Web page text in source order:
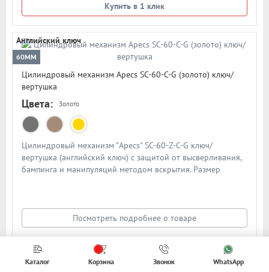
Купить в 1 клик
Английский ключ
60ММ
Цилиндровый механизм Apecs SC-60-C-G (золото) ключ/
вертушка
Цвета: Золото
Цилиндровый механизм "Apecs" SC-60-Z-C-G ключ/
вертушка (английский ключ) с защитой от высверливания,
бампинга и манипуляций методом вскрытия. Размер
Посмотреть подробнее о товаре
Арт: 10457
940 руб.
Посмотреть все
категории
Каталог Корзина Звонок WhatsApp